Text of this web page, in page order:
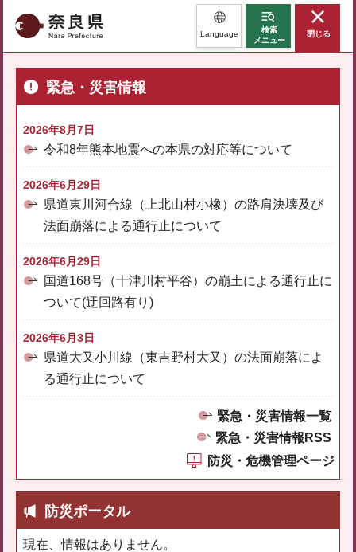
奈良県 Language
検索
メニュー
閉じる
緊急・災害情報
2026年8月7日
令和8年熊本地震への本県の対応等について
2026年6月29日
県道東川河合線（上北山村小橡）の路肩決壊及び
法面崩落による通行止について
2026年6月29日
国道168号（十津川村平谷）の崩土による通行止に
ついて(迂回路有り)
2026年6月3日
県道大又小川線（東吉野村大又）の法面崩落によ
る通行止について
緊急・災害情報一覧
緊急・災害情報RSS
防災・危機管理ページ
防災ポータル
現在、情報はありません。